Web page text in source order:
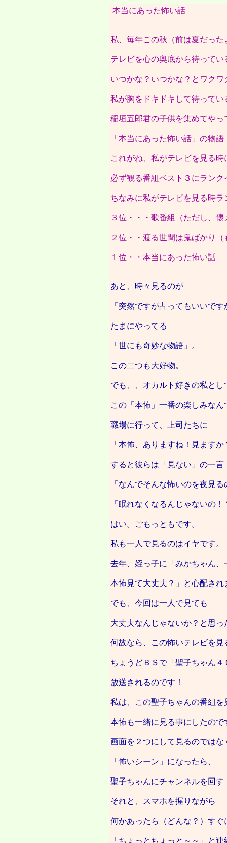
本当にあった怖い話
私、毎年この秋（前は夏だった
テレビを心の奥底から待ってい
いつかな？いつかな？とワクワ
私が胸をドキドキして待ってい
稲垣五郎君の子供を集めてやっ
「本当にあった怖い話」の物語
これがね、私がテレビを見る時
必ず観る番組ベスト３にランク
ちなみに私がテレビを見る時ラ
３位・・・歌番組（ただし、
２位・・渡る世間は鬼ばかり
１位・・本当にあった怖い話
あと、時々見るのが
「突然ですが占ってもいいで
たまにやってる
「世にも奇妙な物語」。
この二つも大好物。
でも、、オカルト好きの私とし
この「本怖」一番の楽しみなん
職場に行って、上司たちに
「本怖、ありますね！見ます
すると彼らは「見ない」の一言
「なんでそんな怖いのを夜見る
「眠れなくなるんじゃないの
はい。ごもっともです。
私も一人で見るのはイヤです。
去年、姪っ子に「みかちゃん、
本怖見て大丈夫？」と心配され
でも、今回は一人で見ても
大丈夫なんじゃないか？と思っ
何故なら、この怖いテレビを見
ちょうどＢＳで「聖子ちゃん４
放送されるのです！
私は、この聖子ちゃんの番組を
本怖も一緒に見る事にしたので
画面を２つにして見るのではな
「怖いシーン」になったら、
聖子ちゃんにチャンネルを回す
それと、スマホを握りながら
何かあったら（どんな？）すぐ
「ちょっとちょっと～～」と